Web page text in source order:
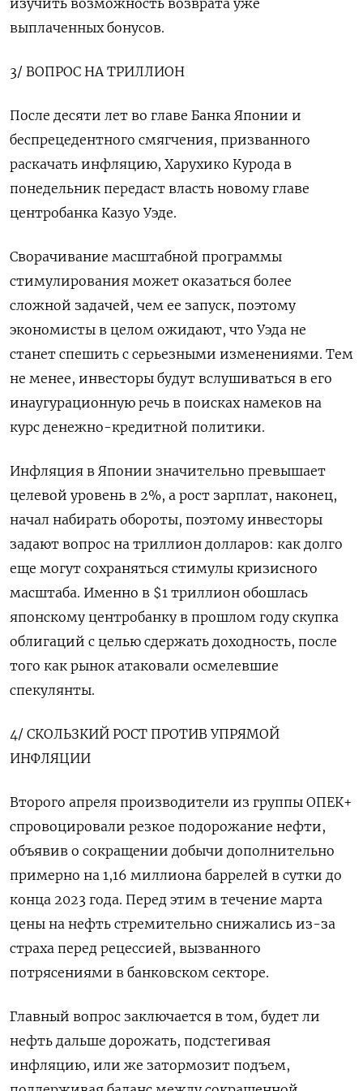
изучить возможность возврата уже
выплаченных бонусов.
3/ ВОПРОС НА ТРИЛЛИОН
После десяти лет во главе Банка Японии и
беспрецедентного смягчения, призванного
раскачать инфляцию, Харухико Курода в
понедельник передаст власть новому главе
центробанка Казуо Уэде.
Сворачивание масштабной программы
стимулирования может оказаться более
сложной задачей, чем ее запуск, поэтому
экономисты в целом ожидают, что Уэда не
станет спешить с серьезными изменениями. Тем
не менее, инвесторы будут вслушиваться в его
инаугурационную речь в поисках намеков на
курс денежно-кредитной политики.
Инфляция в Японии значительно превышает
целевой уровень в 2%, а рост зарплат, наконец,
начал набирать обороты, поэтому инвесторы
задают вопрос на триллион долларов: как долго
еще могут сохраняться стимулы кризисного
масштаба. Именно в $1 триллион обошлась
японскому центробанку в прошлом году скупка
облигаций с целью сдержать доходность, после
того как рынок атаковали осмелевшие
спекулянты.
4/ СКОЛЬЗКИЙ РОСТ ПРОТИВ УПРЯМОЙ
ИНФЛЯЦИИ
Второго апреля производители из группы ОПЕК+
спровоцировали резкое подорожание нефти,
объявив о сокращении добычи дополнительно
примерно на 1,16 миллиона баррелей в сутки до
конца 2023 года. Перед этим в течение марта
цены на нефть стремительно снижались из-за
страха перед рецессией, вызванного
потрясениями в банковском секторе.
Главный вопрос заключается в том, будет ли
нефть дальше дорожать, подстегивая
инфляцию, или же затормозит подъем,